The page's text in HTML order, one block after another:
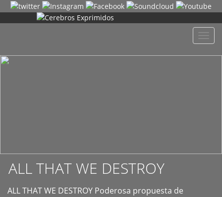
ALL THAT WE DESTROY
ALL THAT WE DESTROY Poderosa propuesta de